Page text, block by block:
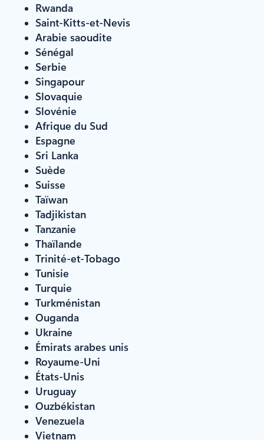
Rwanda
Saint-Kitts-et-Nevis
Arabie saoudite
Sénégal
Serbie
Singapour
Slovaquie
Slovénie
Afrique du Sud
Espagne
Sri Lanka
Suède
Suisse
Taïwan
Tadjikistan
Tanzanie
Thaïlande
Trinité-et-Tobago
Tunisie
Turquie
Turkménistan
Ouganda
Ukraine
Émirats arabes unis
Royaume-Uni
États-Unis
Uruguay
Ouzbékistan
Venezuela
Vietnam